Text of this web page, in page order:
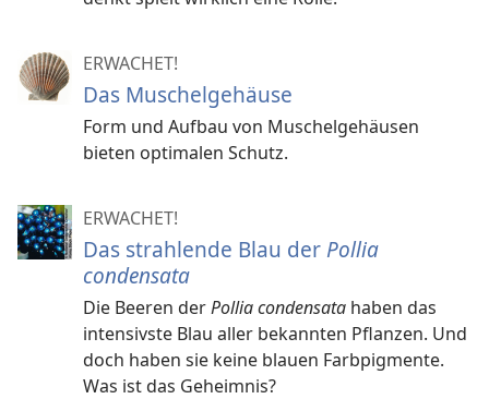
ERWACHET!
Das Muschelgehäuse
Form und Aufbau von Muschelgehäusen
bieten optimalen Schutz.
ERWACHET!
Das strahlende Blau der Pollia
condensata
Die Beeren derPollia condensata haben das
intensivste Blau aller bekannten Pflanzen. Und
doch haben sie keine blauen Farbpigmente.
Was ist das Geheimnis?